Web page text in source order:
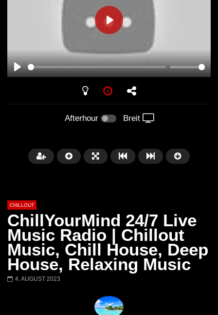
PLAY
PLAY
Afterhour Breit
Später
01:02:49
Chillout Ibiza Lounge 2024 🍓
Calm & Relaxing Background
Music 🍓 Chill, Study, Work,
Lust. – Runaway
CHILLOUT
ChillYourMind 24/7 Live
Music Radio | Chillout
Music, Chill House, Deep
House, Relaxing Music
4. AUGUST 2023